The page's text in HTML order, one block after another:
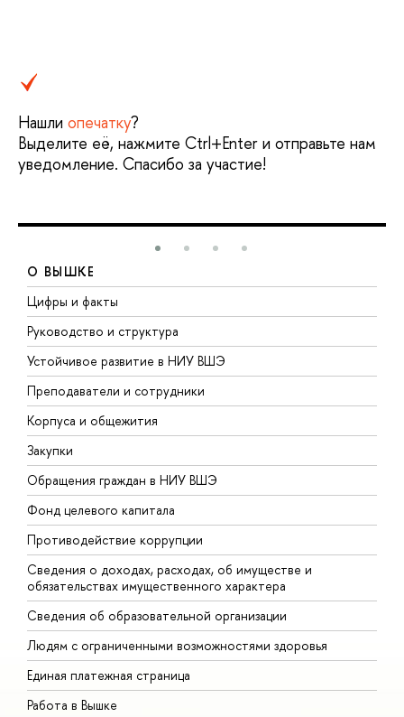
Нашли опечатку?
Выделите её, нажмите Ctrl+Enter и отправьте нам
уведомление. Спасибо за участие!
О ВЫШКЕ
Цифры и факты
Руководство и структура
Устойчивое развитие в НИУ ВШЭ
Преподаватели и сотрудники
Корпуса и общежития
Закупки
Обращения граждан в НИУ ВШЭ
Фонд целевого капитала
Противодействие коррупции
Сведения о доходах, расходах, об имуществе и
обязательствах имущественного характера
Сведения об образовательной организации
Людям с ограниченными возможностями здоровья
Единая платежная страница
Работа в Вышке